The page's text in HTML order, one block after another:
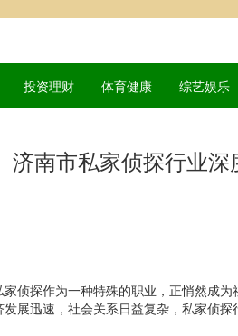
投资理财 体育健康 综艺娱乐
济南市私家侦探行业
侦探作为一种特殊的职业，正悄然成
展迅速，社会关系日益复杂，私家侦